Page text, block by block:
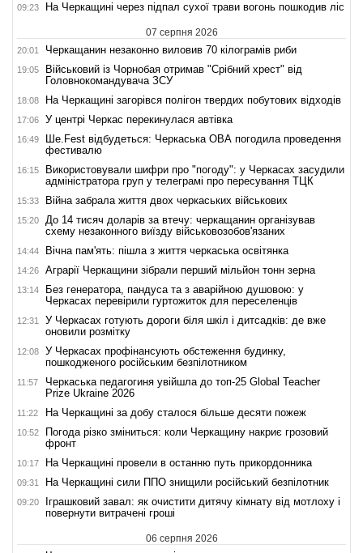
09:23 На Черкащині через підпал сухої трави вогонь пошкодив ліс
07 серпня 2026
20:01 Черкащанин незаконно виловив 70 кілограмів риби
19:05
Військовий із Чорнобая отримав "Срібний хрест" від
Головнокомандувача ЗСУ
18:08 На Черкащині загорівся полігон твердих побутових відходів
17:06 У центрі Черкас перекинулася автівка
16:49
Ше.Fest відбудеться: Черкаська ОВА погодила проведення
фестивалю
16:15
Використовували шифри про "погоду": у Черкасах засудили
адміністратора груп у телеграмі про пересування ТЦК
15:33 Війна забрала життя двох черкаських військових
15:20
До 14 тисяч доларів за втечу: черкащанин організував
схему незаконного виїзду військовозобов'язаних
14:44 Вічна пам'ять: пішла з життя черкаська освітянка
14:26 Аграрії Черкащини зібрали перший мільйон тонн зерна
13:14
Без генератора, пандуса та з аварійною душовою: у
Черкасах перевірили гуртожиток для переселенців
12:31
У Черкасах готують дороги біля шкіл і дитсадків: де вже
оновили розмітку
12:08
У Черкасах профінансують обстеження будинку,
пошкодженого російським безпілотником
11:57
Черкаська педагогиня увійшла до топ-25 Global Teacher
Prize Ukraine 2026
11:22 На Черкащині за добу сталося більше десяти пожеж
10:52
Погода різко зміниться: коли Черкащину накриє грозовий
фронт
10:17 На Черкащині провели в останню путь прикордонника
09:31 На Черкащині сили ППО знищили російський безпілотник
09:20
Іграшковий завал: як очистити дитячу кімнату від мотлоху і
повернути витрачені гроші
06 серпня 2026